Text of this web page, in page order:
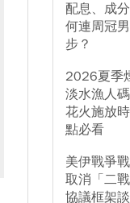
配息、成
何連周冠
步？
2026夏季
淡水漁人
花火施放
點必看
美伊戰爭
取消「二
協議框架